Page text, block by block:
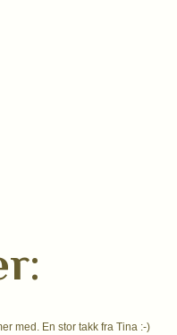
med. En stor takk fra Tina :-)